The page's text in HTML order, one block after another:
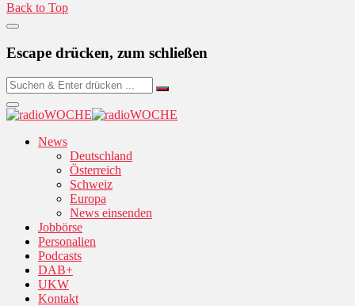
Back to Top
Escape drücken, zum schließen
News
Deutschland
Österreich
Schweiz
Europa
News einsenden
Jobbörse
Personalien
Podcasts
DAB+
UKW
Kontakt